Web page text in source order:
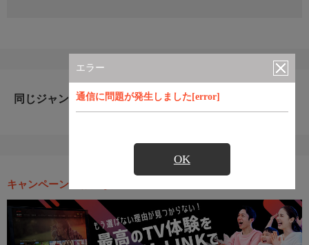
エラー
通信に問題が発生しました[error]
OK
同じジャンルのおすすめ番組
キャンペーン・お得な情報